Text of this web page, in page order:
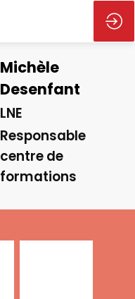
Michèle
Desenfant
LNE
Responsable
centre de
formations